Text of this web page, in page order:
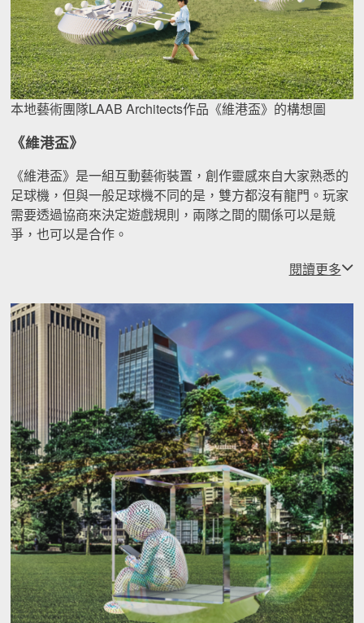
本地藝術團隊LAAB Architects作品《維港盃》的構想圖
《維港盃》
《維港盃》是一組互動藝術裝置，創作靈感來自大家熟悉的
足球機，但與一般足球機不同的是，雙方都沒有龍門。玩家
需要透過協商來決定遊戲規則，兩隊之間的關係可以是競
爭，也可以是合作。
閱讀更多